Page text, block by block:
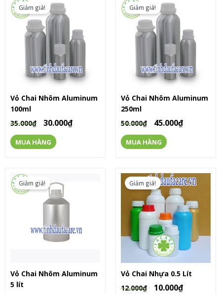
Giảm giá!
Vỏ Chai Nhôm Aluminum
100ml
35.000₫ 30.000₫
MUA HÀNG
Giảm giá!
Vỏ Chai Nhôm Aluminum
250ml
50.000₫ 45.000₫
MUA HÀNG
Giảm giá!
Vỏ Chai Nhôm Aluminum
5 lít
Giảm giá!
Vỏ Chai Nhựa 0.5 Lít
12.000₫ 10.000₫